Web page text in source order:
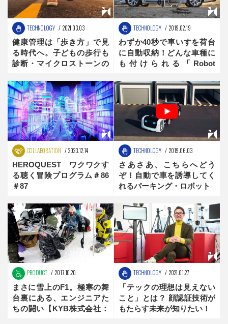
TECHNOLOGY 2021.03.03
健康管理は「歩き方」で見
る時代へ。子どもの歩行も
診断・マイクロストーンの
TECHNOLOGY 2019.02.19
わずか40秒で車いすを荷台
に自動収納！どんな車種に
も付けられる「Robot
COLLABORATION 2023.12.14
HEROQUEST ワクワクす
る聴く冒険プログラム＃86
＃87
TECHNOLOGY 2019.06.03
さあさあ、こちらへどう
ぞ！自動で車を誘導してく
れるパーキング・ロボット
PRODUCT 2017.10.20
まさに雪上のF1。極寒の舞
台裏にある、エンジニアた
ちの闘い【KYB株式会社：
TECHNOLOGY 2021.01.27
「テックの理想は見えない
こと」とは？ 顔認証技術が
もたらす未来が知りたい！